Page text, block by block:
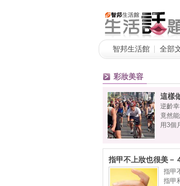
智邦生活館 全部
彩妝美容
這樣
逆齡
竟然
用3個
指甲不上妝也很美－
指甲
指甲